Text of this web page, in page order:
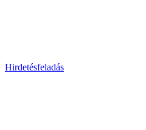
Hirdetésfeladás